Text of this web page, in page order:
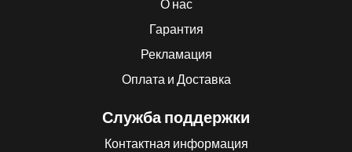
О нас
Гарантия
Рекламация
Оплата и Доставка
Служба поддержки
Контактная информация